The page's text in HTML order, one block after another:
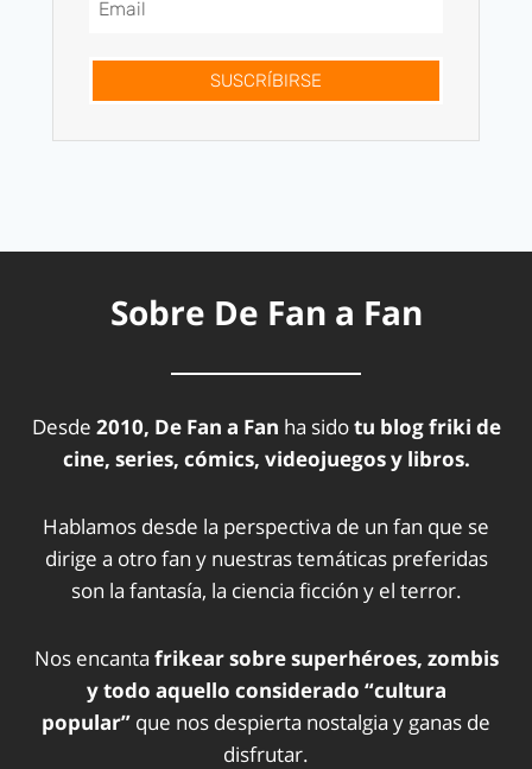
SUSCRÍBIRSE
Sobre De Fan a Fan
Desde 2010, De Fan a Fan ha sidotu blog friki de
cine, series, cómics, videojuegos y libros.
Hablamos desde la perspectiva de un fan que se
dirige a otro fan y nuestras temáticas preferidas
son la fantasía, la ciencia ficción y el terror.
Nos encanta frikear sobre superhéroes, zombis
y todo aquello considerado “cultura
popular” que nos despierta nostalgia y ganas de
disfrutar.